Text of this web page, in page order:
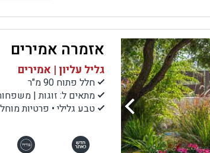
אזמרה אמירים
גליל עליון | אמירים
חלל פתוח 90 מ"ר
מתאים ל: זוגות | משפחות | קבוצות עד
טבע גלילי • פרטיות